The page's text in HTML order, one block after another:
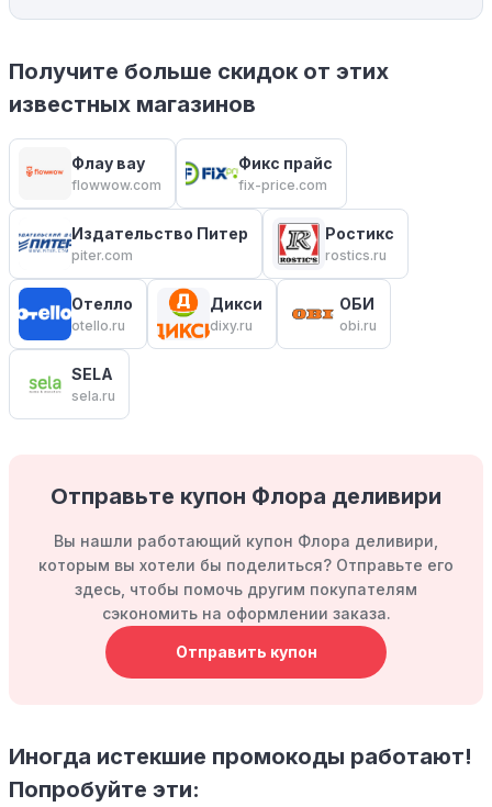
Получите больше скидок от этих
известных магазинов
Флау вау
flowwow.com
Фикс прайс
fix-price.com
Издательство Питер
piter.com
Ростикс
rostics.ru
Отелло
otello.ru
Дикси
dixy.ru
ОБИ
obi.ru
SELA
sela.ru
Отправьте купон Флора деливири
Вы нашли работающий купон Флора деливири,
которым вы хотели бы поделиться? Отправьте его
здесь, чтобы помочь другим покупателям
сэкономить на оформлении заказа.
Отправить купон
Иногда истекшие промокоды работают!
Попробуйте эти: